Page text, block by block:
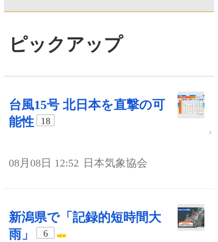
ピックアップ
台風15号 北日本を直撃の可
能性
18
08月08日 12:52 日本気象協会
新潟県で「記録的短時間大
雨」
6